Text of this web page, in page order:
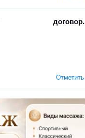
договор.
Отметить